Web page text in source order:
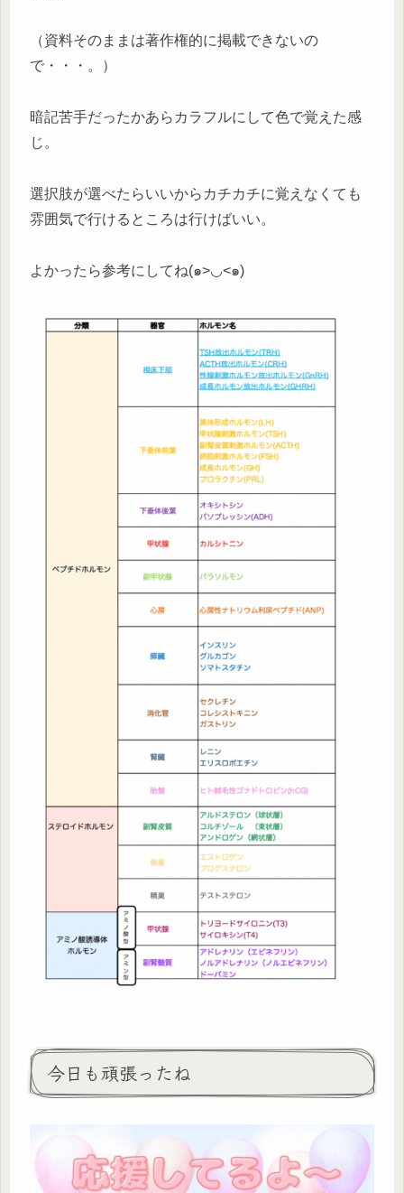
（資料そのままは著作権的に掲載できないの
で・・・。）
暗記苦手だったかあらカラフルにして色で覚えた感
じ。
選択肢が選べたらいいからカチカチに覚えなくても
雰囲気で行けるところは行けばいい。
よかったら参考にしてね(๑>◡<๑)
今日も頑張ったね